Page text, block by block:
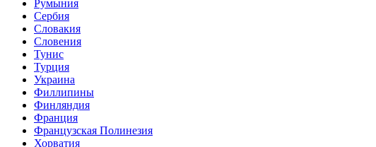
Румыния
Сербия
Словакия
Словения
Тунис
Турция
Украина
Филлипины
Финляндия
Франция
Французская Полинезия
Хорватия